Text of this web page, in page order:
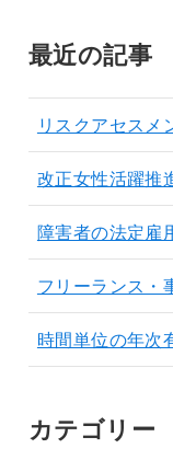
最近の記事
リスクアセスメ
改正女性活躍推
障害者の法定雇
フリーランス・
時間単位の年次
カテゴリー